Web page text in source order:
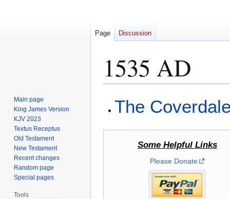
1535 AD
toto
The
Some Helpful Links
Please Donate
Page Discussion
Main page
King James Version
KJV 2023
Textus Receptus
Old Testament
New Testament
Recent changes
Random page
Special pages
Tools